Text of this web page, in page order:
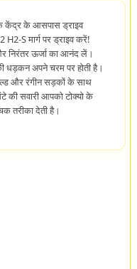
केंद्र के आसपास ड्राइव
S मार्ग पर ड्राइव करें!
निरंतर ऊर्जा का आनंद लें।
धड़कन अपने चरम पर होती है।
और रंगीन सड़कों के साथ
सवारी आपको टोक्यो के
तरीका देती है।